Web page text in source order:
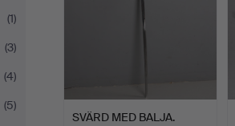
(1)
(3)
(4)
(5)
SVÄRD MED BALJA.